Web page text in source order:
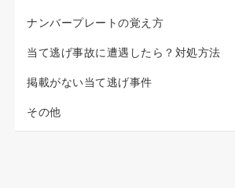
ナンバープレートの覚え方
当て逃げ事故に遭遇したら？対処方法
掲載がない当て逃げ事件
その他